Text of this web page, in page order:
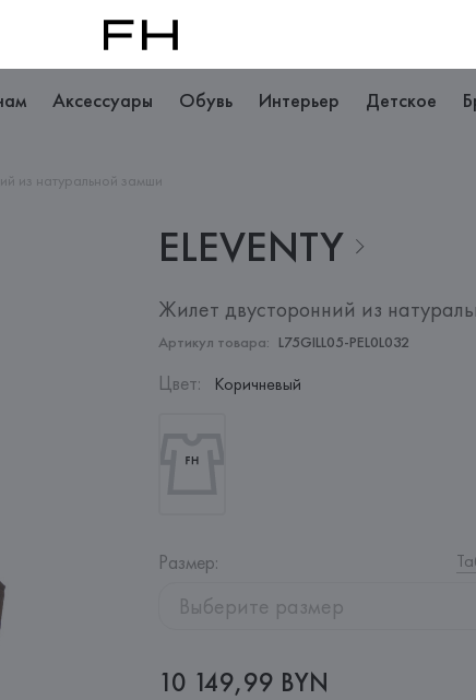
Аксессуары Обувь Интерьер Детское
из натуральной замши
ELEVENTY
Жилет двусторонний из
Артикул товара: L75GILL05-PEL0L032
Цвет: Коричневый
Размер:
Выберите размер
10 149,99 BYN